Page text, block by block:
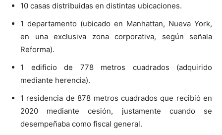
10 casas distribuidas en distintas ubicaciones.
1 departamento (ubicado en Manhattan, Nueva York,
en una exclusiva zona corporativa, según señala
Reforma).
1 edificio de 778 metros cuadrados (adquirido
mediante herencia).
1 residencia de 878 metros cuadrados que recibió en
2020 mediante cesión, justamente cuando se
desempeñaba como fiscal general.